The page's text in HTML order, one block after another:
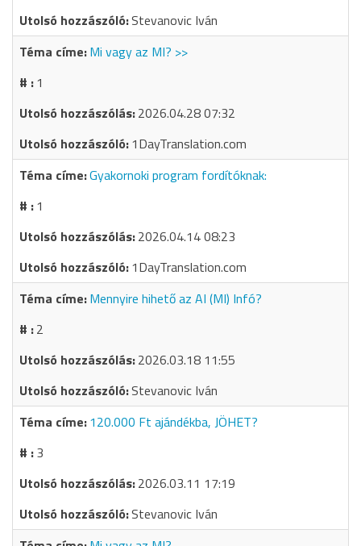
Stevanovic Iván
Mi vagy az MI? >>
1
2026.04.28 07:32
1DayTranslation.com
Gyakornoki program fordítóknak:
1
2026.04.14 08:23
1DayTranslation.com
Mennyire hihető az AI (MI) Infó?
2
2026.03.18 11:55
Stevanovic Iván
120.000 Ft ajándékba, JÖHET?
3
2026.03.11 17:19
Stevanovic Iván